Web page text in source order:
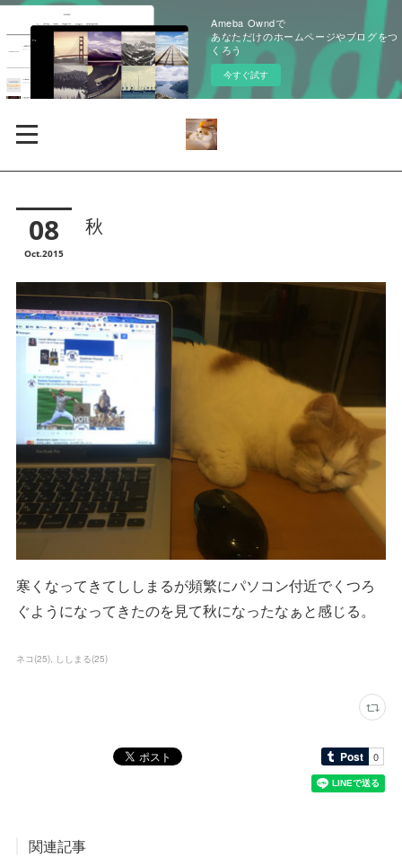
Ameba Owndで
あなただけのホームページやブログをつ
くろう
今すぐ試す
08
Oct 2015
秋
寒くなってきてししまるが頻繁にパソコン付近でくつろ
ぐようになってきたのを見て秋になったなぁと感じる。
ネコ (25) ししまる(25)
関連記事